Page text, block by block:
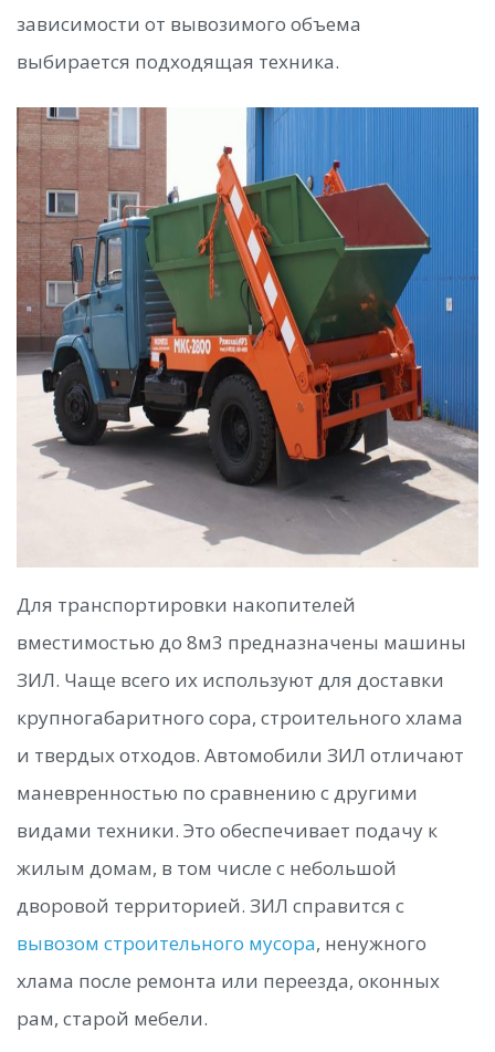
зависимости от вывозимого объема
выбирается подходящая техника.
Для транспортировки накопителей
вместимостью до 8м3 предназначены машины
ЗИЛ. Чаще всего их используют для доставки
крупногабаритного сора, строительного хлама
и твердых отходов. Автомобили ЗИЛ отличают
маневренностью по сравнению с другими
видами техники. Это обеспечивает подачу к
жилым домам, в том числе с небольшой
дворовой территорией. ЗИЛ справится с
вывозом строительного мусора, ненужного
хлама после ремонта или переезда, оконных
рам, старой мебели.